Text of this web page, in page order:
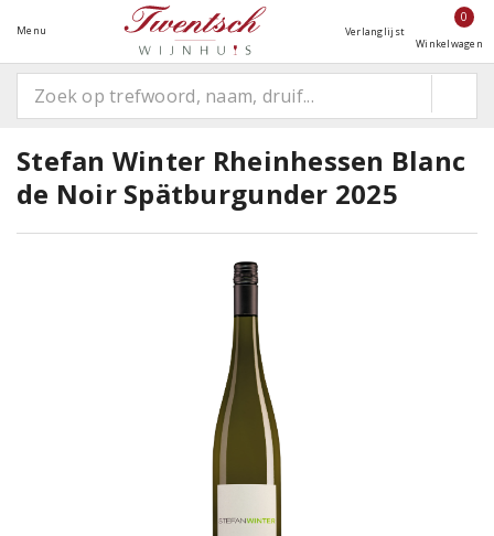
Menu Verlanglijst
0
Winkelwagen
Stefan Winter Rheinhessen Blanc
de Noir Spätburgunder 2025